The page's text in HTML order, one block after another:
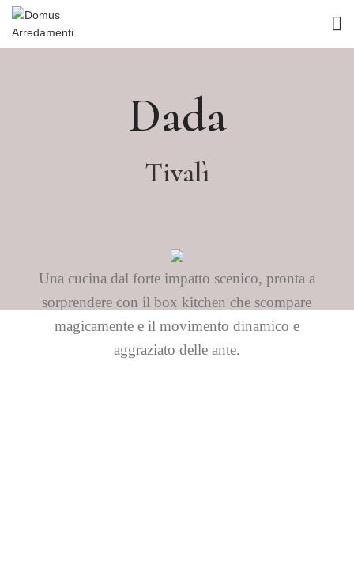
Dada
Tivalì
Una cucina dal forte impatto scenico, pronta a
sorprendere con il box kitchen che scompare
magicamente e il movimento dinamico e
aggraziato delle ante.